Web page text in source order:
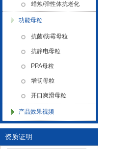
蜡烛/弹性体抗老化
功能母粒
抗菌/防霉母粒
抗静电母粒
PPA母粒
增韧母粒
开口爽滑母粒
产品效果视频
资质证明
金微纳米新材料 杭州）公司营
金微纳米（杭州）有限公司搬
新址